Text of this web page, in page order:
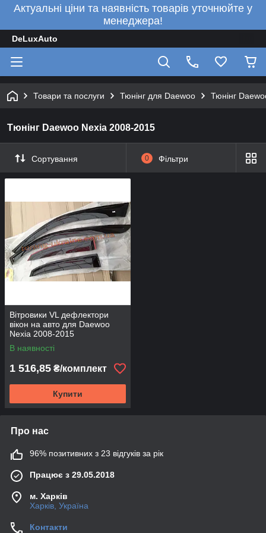
Актуальні ціни та наявність товарів уточнюйте у
менеджера!
DeLuxAuto
Товари та послуги Тюнінг для Daewoo Тюнінг
Тюнінг Daewoo Nexia 2008-2015
Сортування 0 Фільтри
Вітровики VL дефлектори
вікон на авто для Daewoo
Nexia 2008-2015
В наявності
1 516,85 ₴/комплект
Купити
Про нас
96% позитивних з 23 відгуків за рік
Працює з 29.05.2018
м. Харків
Харків, Україна
Контакти